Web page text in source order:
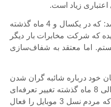
اعتباری زیاد است.
وزیر ارتباطات همچنین یادآور شد: که در یکسال و 4 ماه گذشته
که شرکت مخابرات بار دیگر
اما معتقد به شفاف‌سازی
خود درباره شائبه گران شدن
قبوض تلفن همراه، گفت: در 7 الی 8 ماه گذشته تغییر تعرفه‌ای
حاصل نشده تنها تغییر این بوده که مردم نسل 3 موبایل را فعال